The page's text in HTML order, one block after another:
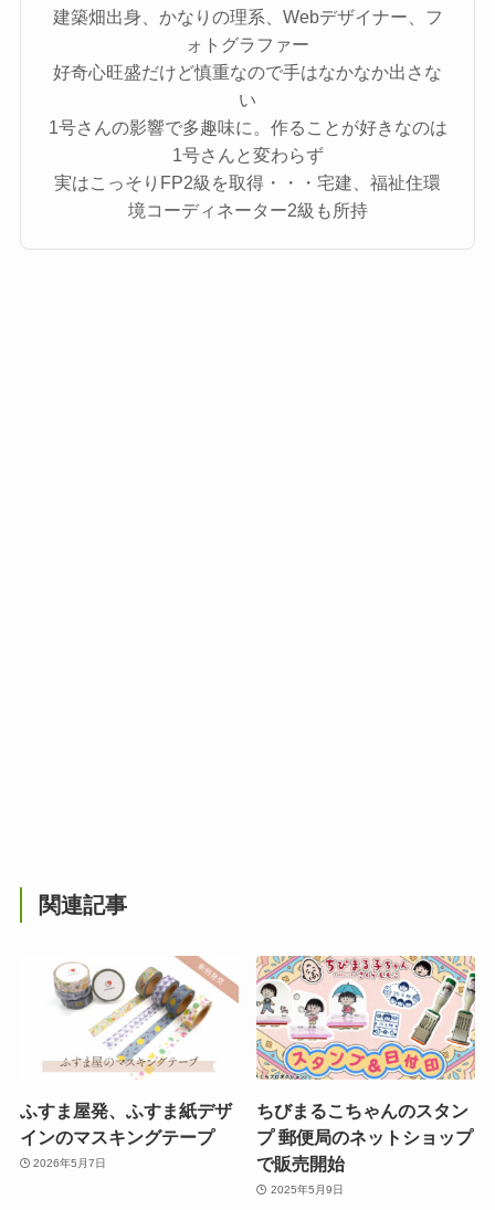
建築畑出身、かなりの理系、Webデザイナー、フ
ォトグラファー
好奇心旺盛だけど慎重なので手はなかなか出さな
い
1号さんの影響で多趣味に。作ることが好きなのは
1号さんと変わらず
実はこっそりFP2級を取得・・・宅建、福祉住環
境コーディネーター2級も所持
関連記事
ふすま屋発、ふすま紙デザ
インのマスキングテープ
2026年5月7日
ちびまるこちゃんのスタン
プ 郵便局のネットショップ
で販売開始
2025年5月9日